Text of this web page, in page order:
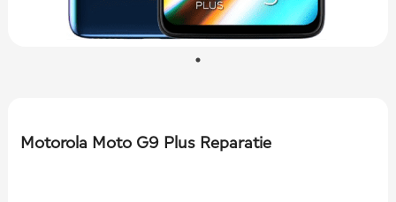
Motorola Moto G9 Plus Reparatie